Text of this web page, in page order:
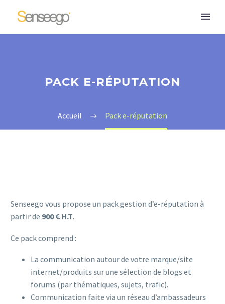
PACK E-RÉPUTATION
Accueil Pack e-réputation
Senseego vous propose un pack gestion d’e-réputation à
partir de 900 € H.T.
Ce pack comprend :
La communication autour de votre marque/site
internet/produits sur une sélection de blogs et
forums (par thématiques, sujets, trafic).
Communication faite via un réseau d’ambassadeurs